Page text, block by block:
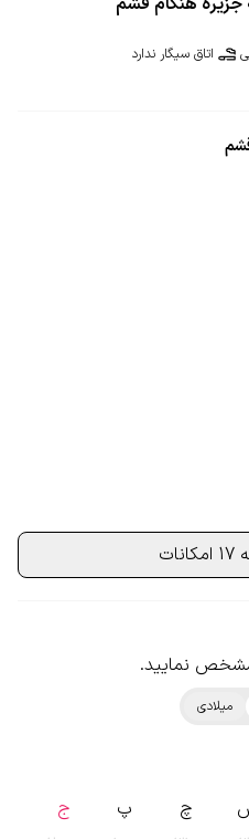
اتاق سیگار ندارد
مشخص نمایید.
میلادی
چ پ
ج